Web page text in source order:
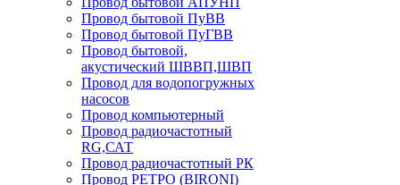
Провод бытовой ПуВВ
Провод бытовой ПуГВВ
Провод бытовой,
акустический ШВВП,ШВП
Провод для водопогружных
насосов
Провод компьютерный
Провод радиочастотный
RG,САТ
Провод радиочастотный РК
Провод РЕТРО (BIRONI)